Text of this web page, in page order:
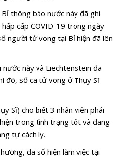
thông báo nước này đã ghi
cấp COVID-19 trong ngày
người tử vong tại Bỉ hiện đã lên
nước này và Liechtenstein đã
đó, số ca tử vong ở Thụy Sĩ
Sĩ) cho biết 3 nhân viên phái
trong tình trạng tốt và đang
tự cách ly.
đa số hiện làm việc tại